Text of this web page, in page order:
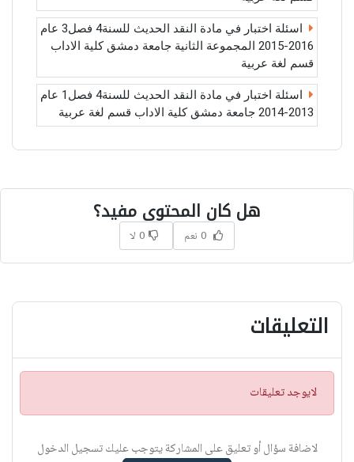
اسئلة اختبار في مادة النقد الحديث للسنة4 فصل3 عام
2016-2015 المجموعة الثانية جامعة دمشق كلية الاداب
قسم لغة عربية
اسئلة اختبار في مادة النقد الحديث للسنة4 فصل1 عام
2013-2014 جامعة دمشق كلية الاداب قسم لغة عربية
هل كان المحتوى مفيد؟
0 نعم 0 لا
التعليقات
ت
ن
ي
لايوجد تعليقات
لاضافة سؤال أو تعليق على المشاركة يتوجب عليك تسجيل الدخول